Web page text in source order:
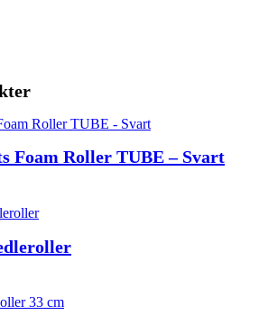
Foam Roller TUBE – Svart